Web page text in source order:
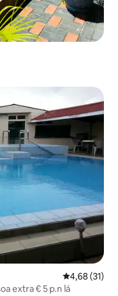
4,68 de uma
4,68 (31)
extra € 5 p.n lá